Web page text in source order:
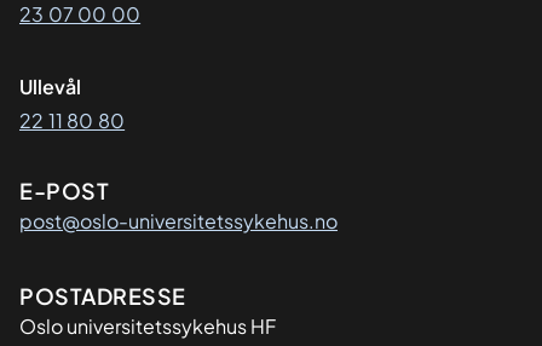
23 07 00 00
Ullevål
22 11 80 80
E-POST
post@oslo-universitetssykehus.no
Adresse
POSTADRESSE
Oslo universitetssykehus HF